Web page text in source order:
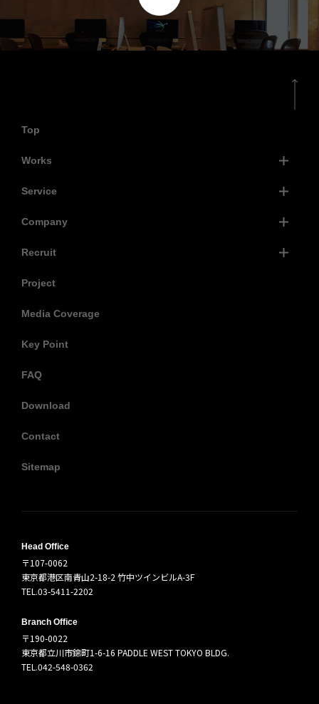
Top
Works
Service
Company
Recruit
Project
Media Coverage
Key Point
FAQ
Download
Contact
Sitemap
Head Office
〒107-0062
東京都港区南青山2-18-2 竹中ツインビルA-3F
TEL.03-5411-2202
Branch Office
〒190-0022
東京都立川市錦町1-6-16 PADDLE WEST TOKYO BLDG.
TEL.042-548-0362